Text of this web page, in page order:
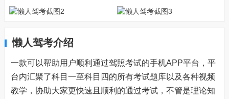
懒人驾考介绍
一款可以帮助用户顺利通过驾照考试的手机APP平台，平
台内汇聚了科目一至科目四的所有考试题库以及各种视频
教学，协助大家更快速且顺利的通过考试，不管是理论知